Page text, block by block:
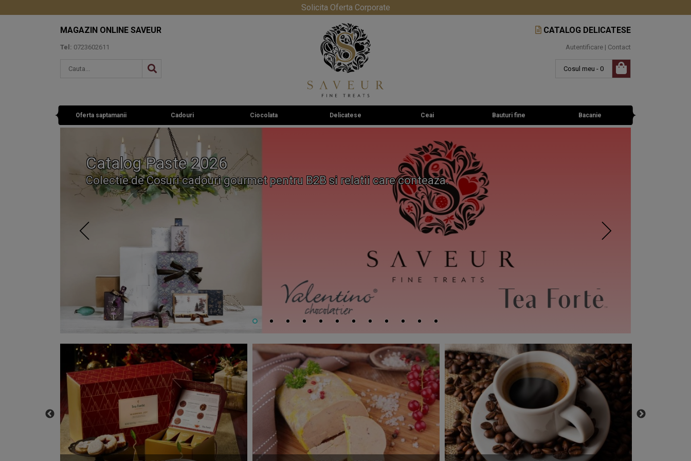
Solicita Oferta Corporate
MAGAZIN ONLINE SAVEUR
Tel: 0723602611
CATALOG DELICATESE
Autentificare | Contact
Cosul meu - 0
Oferta saptamanii Cadouri Ciocolata Delicatese Ceai Bauturi fine Bacanie
Catalog Paste 2026
Colectie de Cosuri cadouri gourmet pentru B2B si relatii care conteaza.